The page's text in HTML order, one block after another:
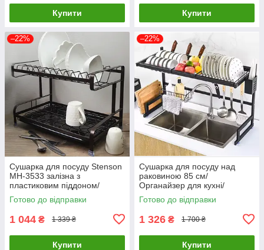
Купити Купити
–22%
Сушарка для посуду Stenson
MH-3533 залізна з
пластиковим піддоном/
Сушарка для тарілок і
склянок
Готово до відправки
1 044 ₴ 1 339 ₴
Купити
–22%
Сушарка для посуду над
раковиною 85 см/
Органайзер для кухні/
Кухонна полиця над
раковинною
Готово до відправки
1 326 ₴ 1 700 ₴
Купити